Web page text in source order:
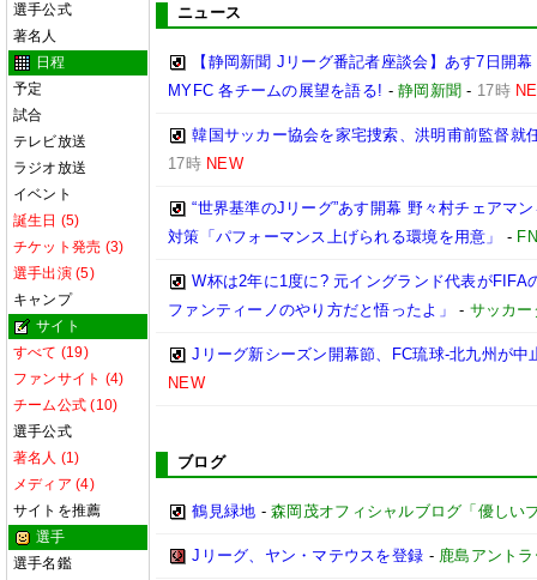
選手公式
著名人
日程
予定
試合
テレビ放送
ラジオ放送
イベント
誕生日 (5)
チケット発売 (3)
選手出演 (5)
キャンプ
サイト
すべて (19)
ファンサイト (4)
チーム公式 (10)
選手公式
著名人 (1)
メディア (4)
サイトを推薦
選手
選手名鑑
ニュース
【静岡新聞 Jリーグ番記者座談会】あす7日開
MYFC 各チームの展望を語る! -静岡新聞 - 17時
韓国サッカー協会を家宅捜索、洪明甫前監督就
17時 NEW
“世界基準のJリーグ”あす開幕 野々村チェアマ
対策「パフォーマンス上げられる環境を用意」
-
W杯は2年に1度に? 元イングランド代表が
ファンティーノのやり方だと悟ったよ」
- サッカ
Jリーグ新シーズン開幕節、FC琉球-北九州が中
NEW
ブログ
鶴見緑地 -森岡茂オフィシャルブログ「優しい
Jリーグ、ヤン・マテウスを登録 - 鹿島アント